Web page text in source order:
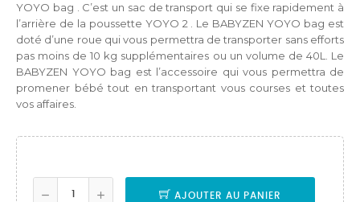
YOYO bag . C’est un sac de transport qui se fixe rapidement à
l’arrière de la poussette YOYO 2 . Le BABYZEN YOYO bag est
doté d’une roue qui vous permettra de transporter sans efforts
pas moins de 10 kg supplémentaires ou un volume de 40L. Le
BABYZEN YOYO bag est l’accessoire qui vous permettra de
promener bébé tout en transportant vous courses et toutes
vos affaires.
AJOUTER AU PANIER